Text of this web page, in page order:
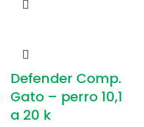
Defender Comp.
Gato – perro 10,1
a 20 k